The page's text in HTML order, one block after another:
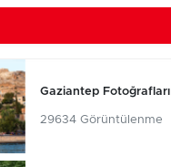
Gaziantep Fotoğrafları
29634 Görüntülenme